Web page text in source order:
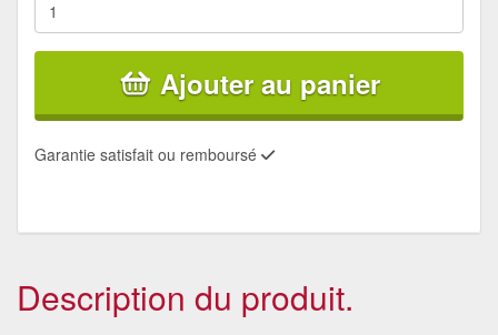
Ajouter au panier
Garantie satisfait ou remboursé
Description du produit.